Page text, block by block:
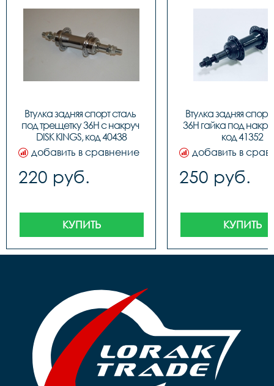
Втулка задняя спорт сталь
под трещетку 36H с накруч
DISK KINGS, код 40438
добавить в сравнение
220 руб.
КУПИТЬ
Втулка задняя спорт
36H гайка под
код 41352
добавить в
250 руб.
КУПИТЬ